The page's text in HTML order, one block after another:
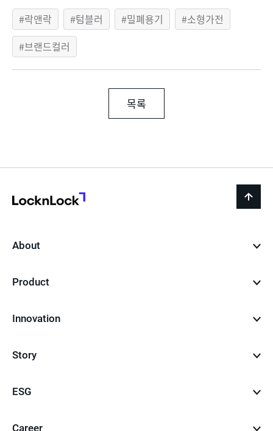
락앤락 텀블러 밀폐용기
소형가전
브랜드컬러
목록
back
About
Product
Innovation
Story
ESG
Career